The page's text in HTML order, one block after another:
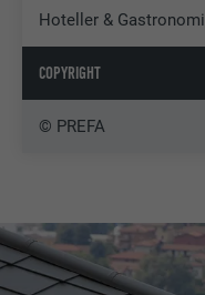
Hoteller & Gastronomi
COPYRIGHT
© PREFA